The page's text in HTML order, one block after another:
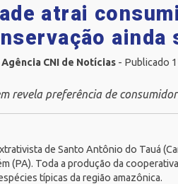
atrai
ainda
Agência CNI de Notícias - Publicado
revela preferência de
de Santo Antônio do Tauá (
(PA). Toda a produção da
típicas da região amazônica.